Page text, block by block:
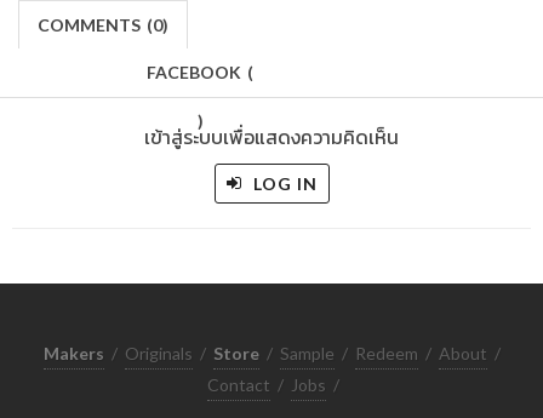
COMMENTS (0)
FACEBOOK (
)
เข้าสู่ระบบเพื่อแสดงความคิดเห็น
LOG IN
Makers / Originals / Store / Sample / Redeem / About /
Contact / Jobs /